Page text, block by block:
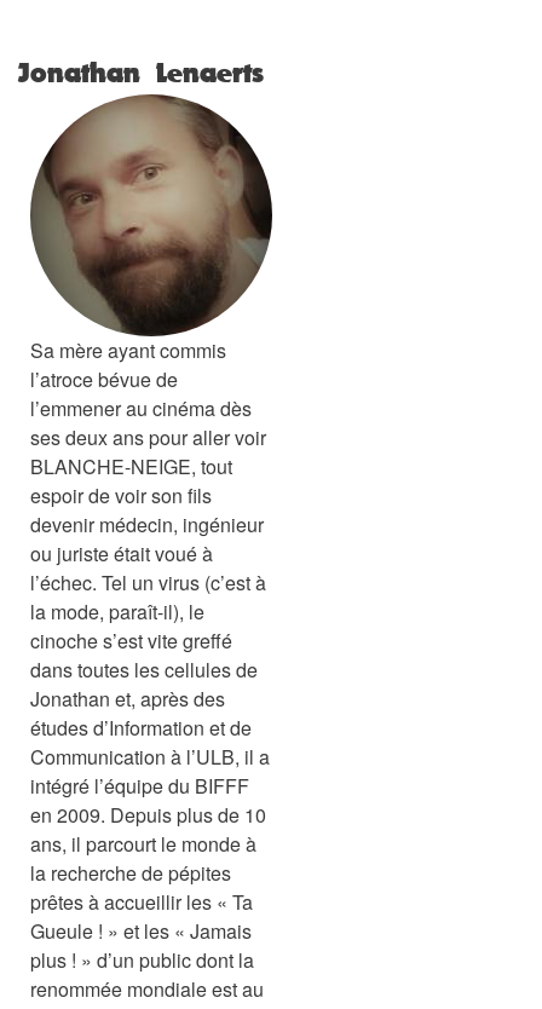
Jonathan Lenaerts
Sa mère ayant commis
l’atroce bévue de
l’emmener au cinéma dès
ses deux ans pour aller voir
BLANCHE-NEIGE, tout
espoir de voir son fils
devenir médecin, ingénieur
ou juriste était voué à
l’échec. Tel un virus (c’est à
la mode, paraît-il), le
cinoche s’est vite greffé
dans toutes les cellules de
Jonathan et, après des
études d’Information et de
Communication à l’ULB, il a
intégré l’équipe du BIFFF
en 2009. Depuis plus de 10
ans, il parcourt le monde à
la recherche de pépites
prêtes à accueillir les « Ta
Gueule ! » et les « Jamais
plus ! » d’un public dont la
renommée mondiale est au